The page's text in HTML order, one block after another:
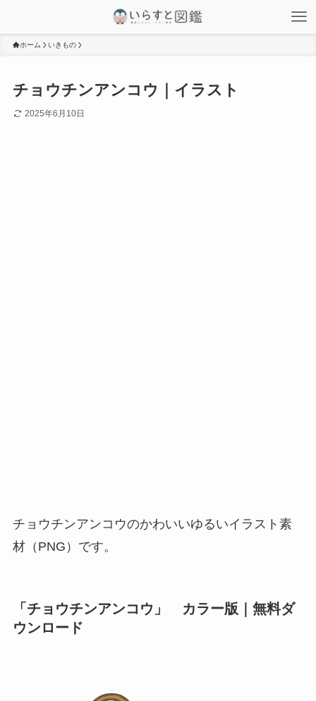
ホーム いきもの
チョウチンアンコウ｜イラスト
2025年6月10日
チョウチンアンコウのかわいいゆるいイラスト素
材（PNG）です。
「チョウチンアンコウ」 カラー版｜無料ダ
ウンロード